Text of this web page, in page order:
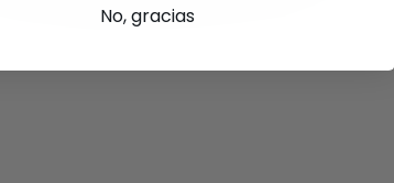
No, gracias